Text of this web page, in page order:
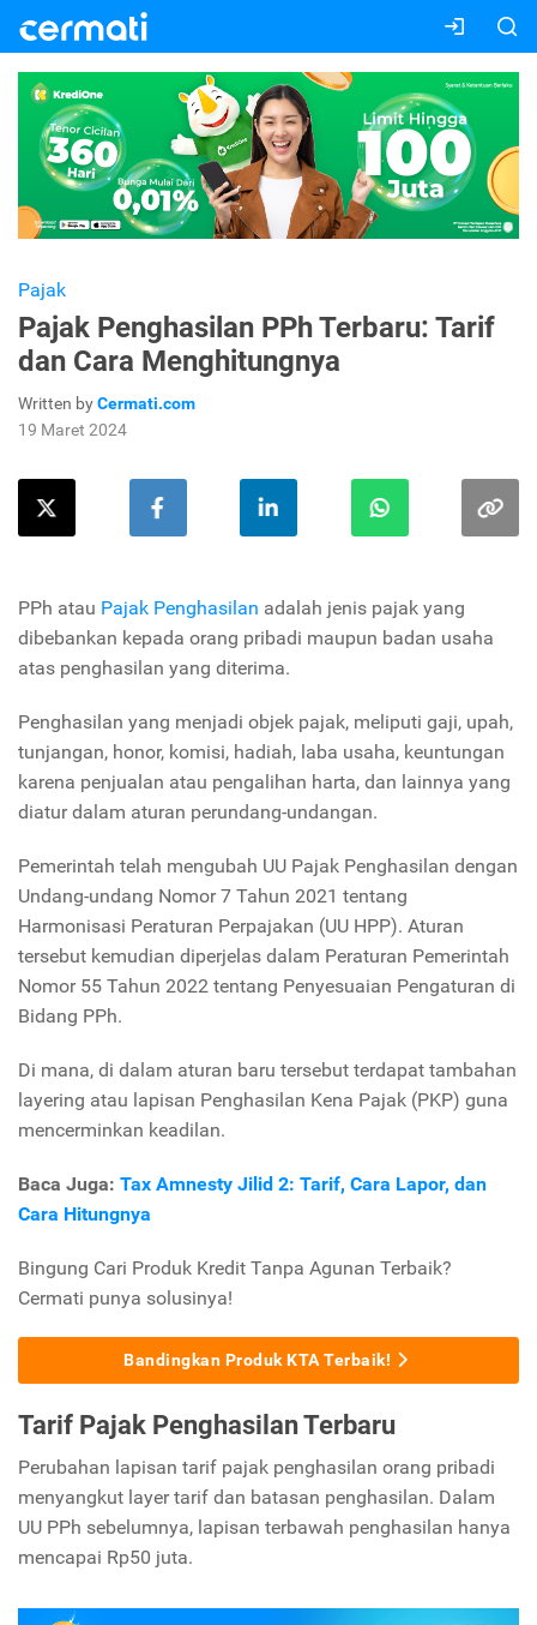
Pajak
Pajak Penghasilan PPh Terbaru: Tarif
dan Cara Menghitungnya
Written byCermati.com
19 Maret 2024
PPh atau Pajak Penghasilan adalah jenis pajak yang
dibebankan kepada orang pribadi maupun badan usaha
atas penghasilan yang diterima.
Penghasilan yang menjadi objek pajak, meliputi gaji, upah,
tunjangan, honor, komisi, hadiah, laba usaha, keuntungan
karena penjualan atau pengalihan harta, dan lainnya yang
diatur dalam aturan perundang-undangan.
Pemerintah telah mengubah UU Pajak Penghasilan dengan
Undang-undang Nomor 7 Tahun 2021 tentang
Harmonisasi Peraturan Perpajakan (UU HPP). Aturan
tersebut kemudian diperjelas dalam Peraturan Pemerintah
Nomor 55 Tahun 2022 tentang Penyesuaian Pengaturan di
Bidang PPh.
Di mana, di dalam aturan baru tersebut terdapat tambahan
layering atau lapisan Penghasilan Kena Pajak (PKP) guna
mencerminkan keadilan.
Baca Juga: Tax Amnesty Jilid 2: Tarif, Cara Lapor, dan
Cara Hitungnya
Bingung Cari Produk Kredit Tanpa Agunan Terbaik?
Cermati punya solusinya!
Bandingkan Produk KTA Terbaik!
Tarif Pajak Penghasilan Terbaru
Perubahan lapisan tarif pajak penghasilan orang pribadi
menyangkut layer tarif dan batasan penghasilan. Dalam
UU PPh sebelumnya, lapisan terbawah penghasilan hanya
mencapai Rp50 juta.